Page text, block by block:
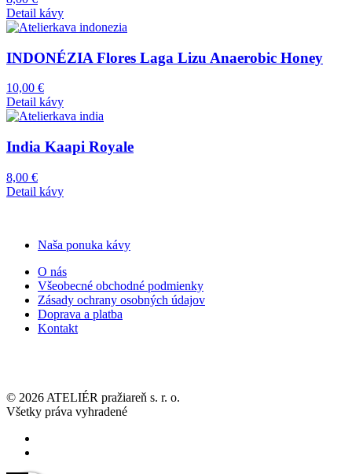
Detail kávy
INDONÉZIA Flores Laga Lizu Anaerobic Honey
10,00 €
Detail kávy
India Kaapi Royale
8,00 €
Detail kávy
Naša ponuka kávy
O nás
Všeobecné obchodné podmienky
Zásady ochrany osobných údajov
Doprava a platba
Kontakt
© 2026 ATELIÉR pražiareň s. r. o.
Všetky práva vyhradené